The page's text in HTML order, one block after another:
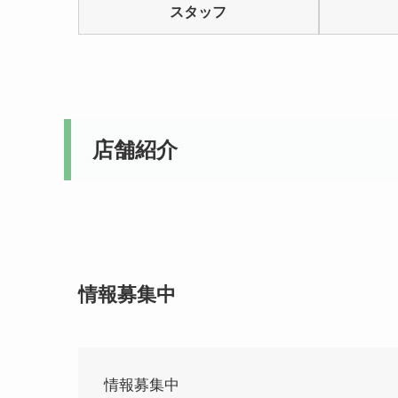
スタッフ
店舗紹介
情報募集中
情報募集中